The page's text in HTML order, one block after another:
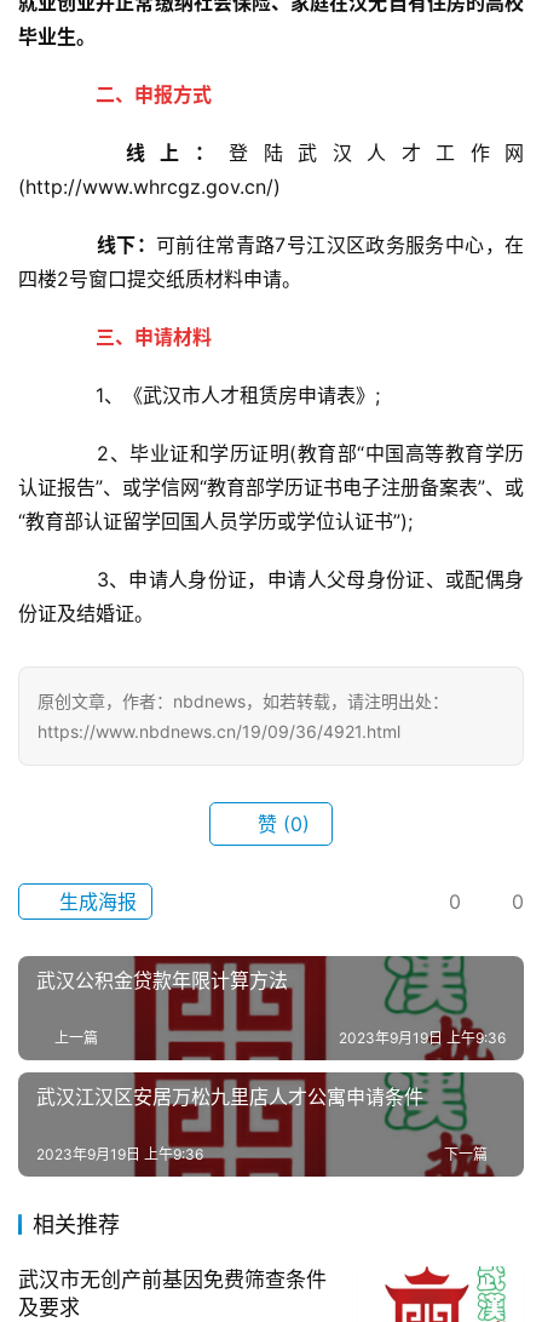
首
武
汉
游
滚
生
百
科
科
技
毕业生。
二、申报方式
线上：登陆武汉人才工作网
(http://www.whrcgz.gov.cn/)
线下： 可前往常青路7号江汉区政务服务中心，在
四楼2号窗口提交纸质材料申请。
三、申请材料
1、《武汉市人才租赁房申请表》;
2、毕业证和学历证明(教育部“中国高等教育学历
认证报告”、或学信网“教育部学历证书电子注册备案表”、或
“教育部认证留学回国人员学历或学位认证书”);
3、申请人身份证，申请人父母身份证、或配偶身
份证及结婚证。
原创文章，作者：nbdnews，如若转载，请注明出处：
https://www.nbdnews.cn/19/09/36/4921.html
赞 (0)
0 0
生成海报
武汉公积金贷款年限计算方法
上一篇 2023年9月19日 上午9:36
武汉江汉区安居万松九里店人才公寓申请条件
下一篇
2023年9月19日 上午9:36
相关推荐
武汉市无创产前基因免费筛查条件
及要求